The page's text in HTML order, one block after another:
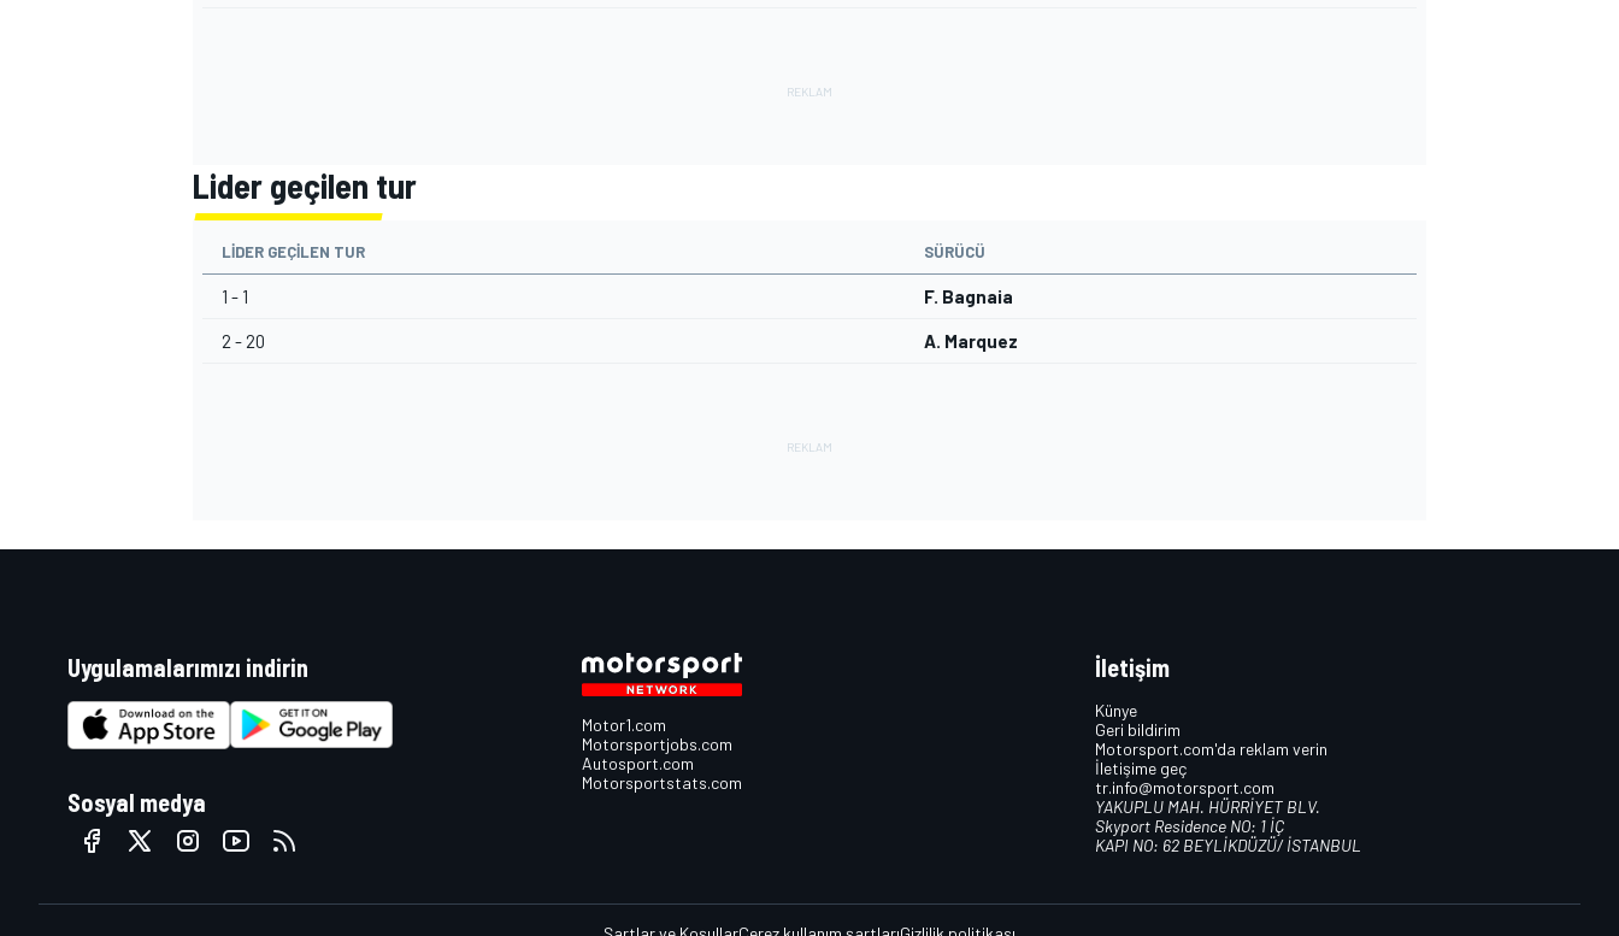
Lider geçilen tur
LIDER GEÇILEN TUR SÜRÜCÜ
1 - 1 F. Bagnaia
2 - 20 A. Marquez
Uygulamalarımızı indirin
Sosyal medya
Motor1.com
Motorsportjobs.com
Autosport.com
Motorsportstats.com
İletişim
Künye
Geri bildirim
Motorsport.com'da reklam verin
İletişime geç
tr.info@motorsport.com
YAKUPLU MAH. HÜRRİYET BLV.
Skyport Residence NO: 1 İÇ
KAPI NO: 62 BEYLİKDÜZÜ/ İSTANBUL